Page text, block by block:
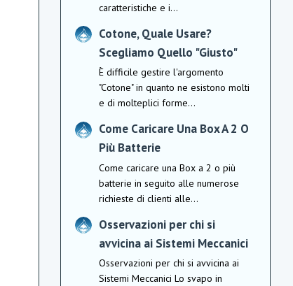
caratteristiche e i...
Cotone, Quale Usare?
Scegliamo Quello "Giusto"
È difficile gestire l'argomento
"Cotone" in quanto ne esistono molti
e di molteplici forme...
Come Caricare Una Box A 2 O
Più Batterie
Come caricare una Box a 2 o più
batterie in seguito alle numerose
richieste di clienti alle...
Osservazioni per chi si
avvicina ai Sistemi Meccanici
Osservazioni per chi si avvicina ai
Sistemi Meccanici Lo svapo in